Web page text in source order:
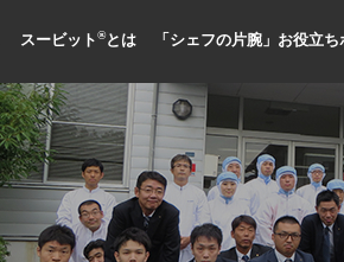
スービット®とは 「シェフの片腕」お役立ち
人手不足に貢献
メニューの標準化
プロ専門の商品開発
国内加工による品質
お客様目線のメニュ
シェフ目線の缶詰開